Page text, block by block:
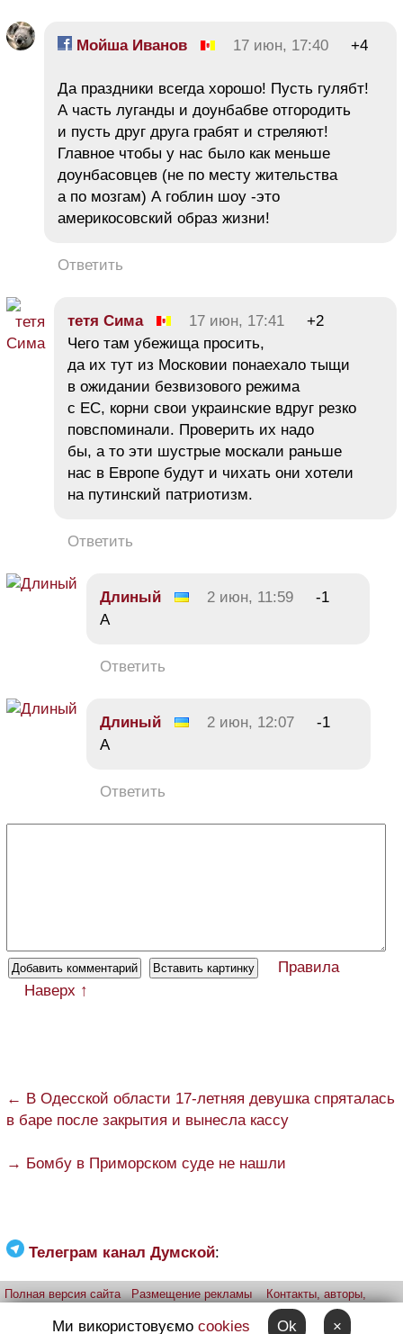
Мойша Иванов 17 июн, 17:40 +4
Да праздники всегда хорошо! Пусть гулябт!
А часть луганды и доунбабве отгородить
и пусть друг друга грабят и стреляют!
Главное чтобы у нас было как меньше
доунбасовцев (не по месту жительства
а по мозгам) А гоблин шоу -это
америкосовский образ жизни!
Ответить
тетя Сима 17 июн, 17:41
+2
Чего там убежища просить,
да их тут из Московии понаехало тыщи
в ожидании безвизового режима
с ЕС, корни свои украинские вдруг резко
повспоминали. Проверить их надо
бы, а то эти шустрые москали раньше
нас в Европе будут и чихать они хотели
на путинский патриотизм.
Ответить
Длиный 2 июн, 11:59
-1
А
Ответить
Длиный 2 июн, 12:07
-1
А
Ответить
Правила
Наверх ↑
← В Одесской области 17-летняя девушка спряталась
в баре после закрытия и вынесла кассу
→ Бомбу в Приморском суде не нашли
Телеграм канал Думской:
Полная версия сайта Размещение рекламы
Контакты, авторы,
iPhone
Ми використовуємо cookies Ok ×